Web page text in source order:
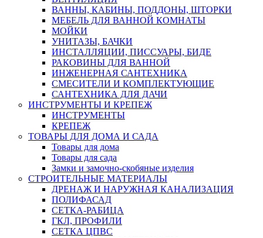
ВАННЫ, КАБИНЫ, ПОДДОНЫ, ШТОРКИ
МЕБЕЛЬ ДЛЯ ВАННОЙ КОМНАТЫ
МОЙКИ
УНИТАЗЫ, БАЧКИ
ИНСТАЛЛЯЦИИ, ПИССУАРЫ, БИДЕ
РАКОВИНЫ ДЛЯ ВАННОЙ
ИНЖЕНЕРНАЯ САНТЕХНИКА
СМЕСИТЕЛИ И КОМПЛЕКТУЮЩИЕ
САНТЕХНИКА ДЛЯ ДАЧИ
ИНСТРУМЕНТЫ И КРЕПЕЖ
ИНСТРУМЕНТЫ
КРЕПЕЖ
ТОВАРЫ ДЛЯ ДОМА И САДА
Товары для дома
Товары для сада
Замки и замочно-скобяные изделия
СТРОИТЕЛЬНЫЕ МАТЕРИАЛЫ
ДРЕНАЖ И НАРУЖНАЯ КАНАЛИЗАЦИЯ
ПОЛИФАСАД
СЕТКА-РАБИЦА
ГКЛ, ПРОФИЛИ
СЕТКА ЦПВС